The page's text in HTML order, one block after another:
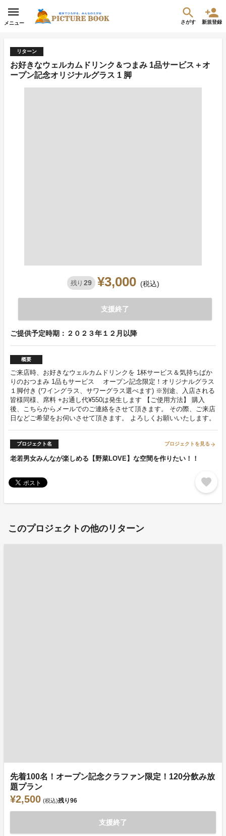
メニュー さがす 新規登録
リターン
お好きなウェルカムドリンク＆つまみ 1品サービス＋オ
ープン記念オリジナルグラス 1 脚
残り 29 ¥3,000 (税込)
支援終了
ご提供予定時期：２０２３年１２月以降
概要
ご来店時、お好きなウェルカムドリンクを 1杯サービス＆気持ちばか
りのおつまみ 1品もサービス オープン記念限定！オリジナルグラス
１脚付き (ワイングラス、サワーグラス選べます) ※別途、入店される
皆様同様、席料 +お通し代¥550は発生します 【ご使用方法】 購入
後、こちらからメールでのご連絡をさせて頂きます。 その際、ご来店
日などご希望をお伺いさせて頂きます。 よろしくお願いいたします。
プロジェクト名 プロジェクトを見る arrow_forward
老若男女みんなが楽しめる【野菜LOVE】な空間を作りたい！！
favorite
このプロジェクトの他のリターン
先着100名！オープン記念クラファン限定！120分飲み放
題プラン
¥2,500 (税込)残り96
支援終了